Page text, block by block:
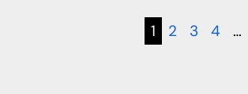
1 2 3 4 …